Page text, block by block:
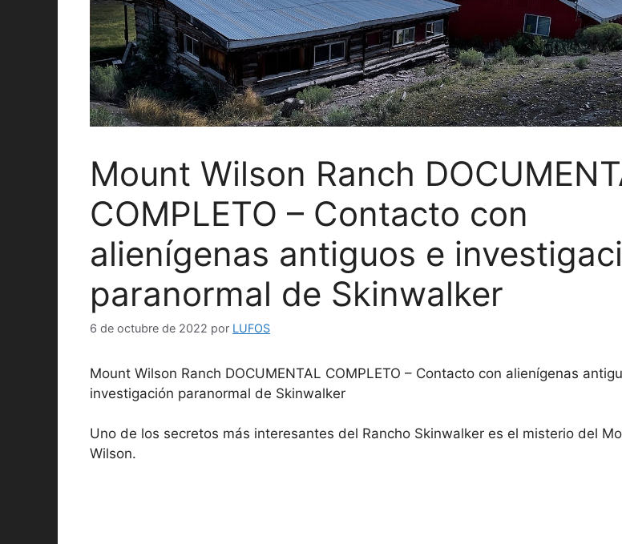
Mount Wilson Ranch
COMPLETO – Contacto con
alienígenas antiguos e
paranormal de Skinwalker
6 de octubre de 2022 por LUFOS
Mount Wilson Ranch DOCUMENTAL COMPLETO – Contacto con alienígenas
investigación paranormal de Skinwalker
Uno de los secretos más interesantes del Rancho Skinwalker es el misterio del
Wilson.